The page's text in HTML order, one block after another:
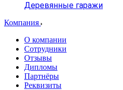
Деревянные гаражи
Компания
О компании
Сотрудники
Отзывы
Дипломы
Партнёры
Реквизиты